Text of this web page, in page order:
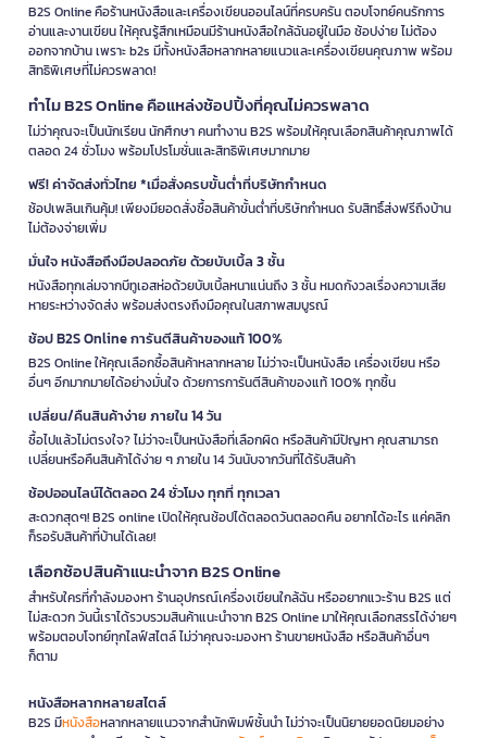
B2S Online คือร้านหนังสือและเครื่องเขียนออนไลน์ที่ครบครัน ตอบโจทย์คนรักการ
อ่านและงานเขียน ให้คุณรู้สึกเหมือนมีร้านหนังสือใกล้ฉันอยู่ในมือ ช้อปง่าย ไม่ต้อง
ออกจากบ้าน เพราะ b2s มีทั้งหนังสือหลากหลายแนวและเครื่องเขียนคุณภาพ พร้อม
สิทธิพิเศษที่ไม่ควรพลาด!
ทำไม B2S Online คือแหล่งช้อปปิ้งที่คุณไม่ควรพลาด
ไม่ว่าคุณจะเป็นนักเรียน นักศึกษา คนทำงาน B2S พร้อมให้คุณเลือกสินค้าคุณภาพได้
ตลอด 24 ชั่วโมง พร้อมโปรโมชั่นและสิทธิพิเศษมากมาย
ฟรี! ค่าจัดส่งทั่วไทย *เมื่อสั่งครบขั้นต่ำที่บริษัทกำหนด
ช้อปเพลินเกินคุ้ม! เพียงมียอดสั่งซื้อสินค้าขั้นต่ำที่บริษัทกำหนด รับสิทธิ์ส่งฟรีถึงบ้าน
ไม่ต้องจ่ายเพิ่ม
มั่นใจ หนังสือถึงมือปลอดภัย ด้วยบับเบิ้ล 3 ชั้น
หนังสือทุกเล่มจากบีทูเอสห่อด้วยบับเบิ้ลหนาแน่นถึง 3 ชั้น หมดกังวลเรื่องความเสีย
หายระหว่างจัดส่ง พร้อมส่งตรงถึงมือคุณในสภาพสมบูรณ์
ช้อป B2S Online การันตีสินค้าของแท้ 100%
B2S Online ให้คุณเลือกซื้อสินค้าหลากหลาย ไม่ว่าจะเป็นหนังสือ เครื่องเขียน หรือ
อื่นๆ อีกมากมายได้อย่างมั่นใจ ด้วยการการันตีสินค้าของแท้ 100% ทุกชิ้น
เปลี่ยน/คืนสินค้าง่าย ภายใน 14 วัน
ซื้อไปแล้วไม่ตรงใจ? ไม่ว่าจะเป็นหนังสือที่เลือกผิด หรือสินค้ามีปัญหา คุณสามารถ
เปลี่ยนหรือคืนสินค้าได้ง่าย ๆ ภายใน 14 วันนับจากวันที่ได้รับสินค้า
ช้อปออนไลน์ได้ตลอด 24 ชั่วโมง ทุกที่ ทุกเวลา
สะดวกสุดๆ! B2S online เปิดให้คุณช้อปได้ตลอดวันตลอดคืน อยากได้อะไร แค่คลิก
ก็รอรับสินค้าที่บ้านได้เลย!
เลือกช้อปสินค้าแนะนำจาก B2S Online
สำหรับใครที่กำลังมองหา ร้านอุปกรณ์เครื่องเขียนใกล้ฉัน หรืออยากแวะร้าน B2S แต่
ไม่สะดวก วันนี้เราได้รวบรวมสินค้าแนะนำจาก B2S Online มาให้คุณเลือกสรรได้ง่ายๆ
พร้อมตอบโจทย์ทุกไลฟ์สไตล์ ไม่ว่าคุณจะมองหา ร้านขายหนังสือ หรือสินค้าอื่นๆ
ก็ตาม
หนังสือหลากหลายสไตล์
B2S มีหนังสือหลากหลายแนวจากสำนักพิมพ์ชั้นนำ ไม่ว่าจะเป็นนิยายยอดนิยมอย่าง